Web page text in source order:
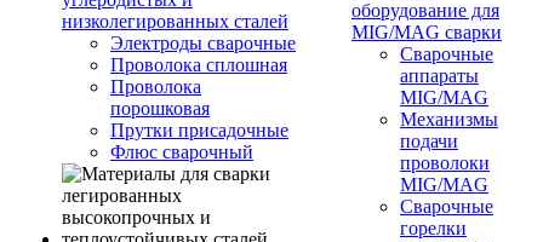
низколегированных сталей
Электроды сварочные
Проволока сплошная
Проволока
порошковая
Прутки присадочные
Флюс сварочный
оборудование для
MIG/MAG сварки
Сварочные
аппараты
MIG/MAG
Механизмы
подачи
проволоки
MIG/MAG
Сварочные
горелки